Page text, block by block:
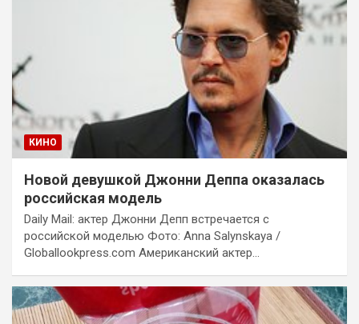
КИНО
Новой девушкой Джонни Деппа оказалась
российская модель
Daily Mail: актер Джонни Депп встречается с
российской моделью Фото: Anna Salynskaya /
Globallookpress.com Американский актер…